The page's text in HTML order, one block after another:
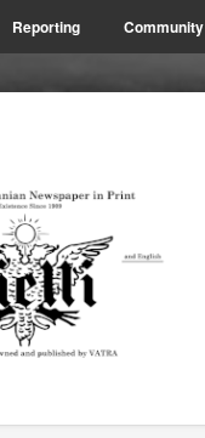
Reporting Community